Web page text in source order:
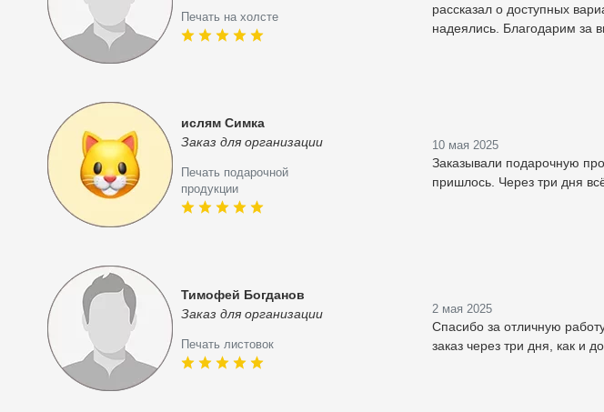
Печать на холсте
рассказал о доступных
надеялись. Благодарим за
ислям Симка
Заказ для организации
Печать подарочной
продукции
10 мая 2025
Заказывали подарочную
пришлось. Через три дня
Тимофей Богданов
Заказ для организации
Печать листовок
2 мая 2025
Спасибо за отличную
заказ через три дня, как и